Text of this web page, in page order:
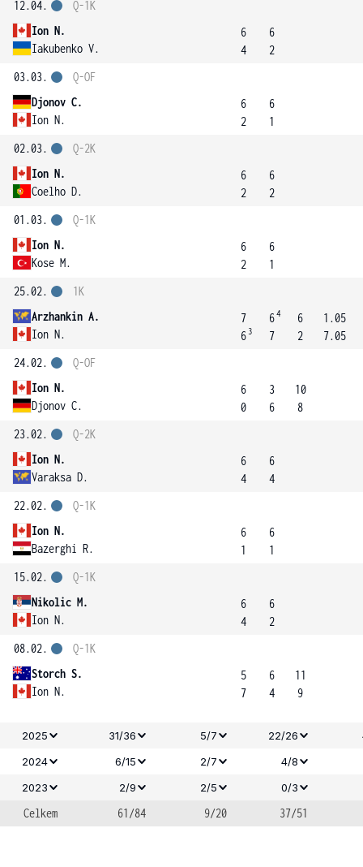
12.04.
Ion N.
Iakubenko V.
Q-1K
6
4
6
2
03.03.
Djonov C.
Ion N.
Q-OF
6
2
6
1
02.03.
Ion N.
Coelho D.
Q-2K
6
2
6
2
01.03.
Ion N.
Kose M.
Q-1K
6
2
6
1
25.02.
Arzhankin A.
Ion N.
1K
7
6 3
64
7
6
2
1.05
7.05
24.02.
Ion N.
Djonov C.
Q-OF
6
0
3
6
10
8
23.02.
Ion N.
Varaksa D.
Q-2K
6
4
6
4
22.02.
Ion N.
Bazerghi R.
Q-1K
6
1
6
1
15.02.
Nikolic M.
Ion N.
Q-1K
6
4
6
2
08.02.
Storch S.
Ion N.
Q-1K
5
7
6
4
11
9
2025 31/36 5/7 22/26
2024
6/15 2/7
4/8
2023
2/9 2/5 0/3
Celkem 61/84 9/20 37/51